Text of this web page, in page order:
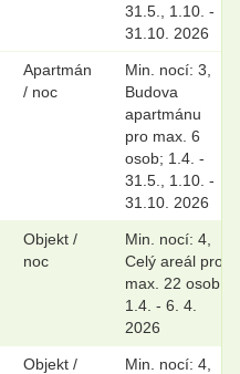
31.5., 1.10. -
31.10. 2026
Apartmán
/ noc
Min. nocí: 3,
Budova
apartmánu
pro max. 6
osob; 1.4. -
31.5., 1.10. -
31.10. 2026
Objekt /
noc
Min. nocí: 4,
Celý areál pro
max. 22 osob;
1.4. - 6. 4.
2026
Objekt /
Min. nocí: 4,